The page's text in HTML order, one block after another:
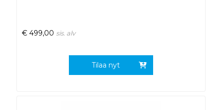
€ 499,00 sis. alv
Tilaa nyt